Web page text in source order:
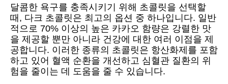
달콤한 욕구를 충족시키기 위해 초콜릿을 선택할
때, 다크 초콜릿은 최고의 옵션 중 하나입니다. 일반
적으로 70% 이상의 높은 카카오 함량은 강렬한 맛
을 제공할 뿐만 아니라 건강에 대한 여러 이점을 제
공합니다. 이러한 종류의 초콜릿은 항산화제를 포함
하고 있어 혈액 순환을 개선하고 심혈관 질환의 위
험을 줄이는 데 도움을 줄 수 있습니다.